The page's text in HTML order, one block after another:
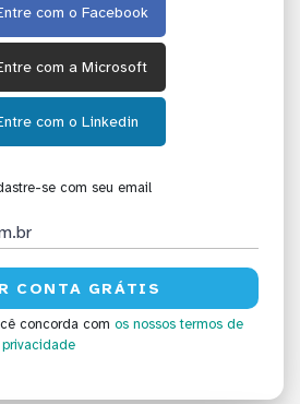
com o Facebook
com a Microsoft
com o Linkedin
se com seu email
concorda com os nossos termos de